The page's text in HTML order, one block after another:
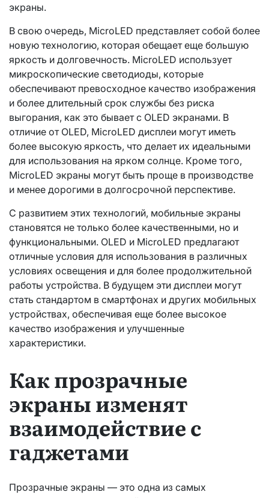
экраны.
В свою очередь, MicroLED представляет собой более
новую технологию, которая обещает еще большую
яркость и долговечность. MicroLED использует
микроскопические светодиоды, которые
обеспечивают превосходное качество изображения
и более длительный срок службы без риска
выгорания, как это бывает с OLED экранами. В
отличие от OLED, MicroLED дисплеи могут иметь
более высокую яркость, что делает их идеальными
для использования на ярком солнце. Кроме того,
MicroLED экраны могут быть проще в производстве
и менее дорогими в долгосрочной перспективе.
С развитием этих технологий, мобильные экраны
становятся не только более качественными, но и
функциональными. OLED и MicroLED предлагают
отличные условия для использования в различных
условиях освещения и для более продолжительной
работы устройства. В будущем эти дисплеи могут
стать стандартом в смартфонах и других мобильных
устройствах, обеспечивая еще более высокое
качество изображения и улучшенные
характеристики.
Как прозрачные
экраны изменят
взаимодействие с
гаджетами
Прозрачные экраны — это одна из самых